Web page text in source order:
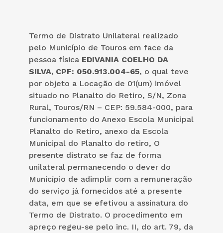
Termo de Distrato Unilateral realizado
pelo Município de Touros em face da
pessoa física EDIVANIA COELHO DA
SILVA, CPF: 050.913.004-65, o qual teve
por objeto a Locação de 01(um) imóvel
situado no Planalto do Retiro, S/N, Zona
Rural, Touros/RN – CEP: 59.584-000, para
funcionamento do Anexo Escola Municipal
Planalto do Retiro, anexo da Escola
Municipal do Planalto do retiro, O
presente distrato se faz de forma
unilateral permanecendo o dever do
Município de adimplir com a remuneração
do serviço já fornecidos até a presente
data, em que se efetivou a assinatura do
Termo de Distrato. O procedimento em
apreço regeu-se pelo inc. II, do art. 79, da